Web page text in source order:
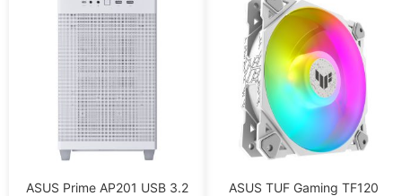
ASUS Prime AP201 USB 3.2
ASUS TUF Gaming TF120